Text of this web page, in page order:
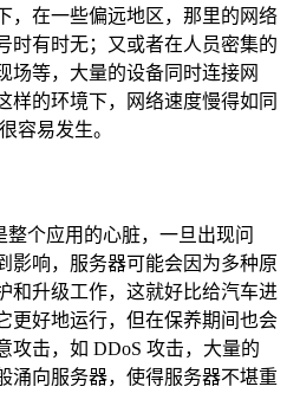
，在一些偏远地区，那里的网络
时有时无；又或者在人员密集的
场等，大量的设备同时连接网
样的环境下，网络速度慢得如同
容易发生。
整个应用的心脏，一旦出现问
影响，服务器可能会因为多种原
和升级工作，这就好比给汽车进
更好地运行，但在保养期间也会
攻击，如 DDoS 攻击，大量的
涌向服务器，使得服务器不堪重